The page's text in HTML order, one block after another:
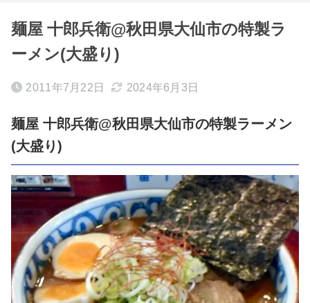
麺屋 十郎兵衛@秋田県大仙市の特製ラ
ーメン(大盛り)
2011年7月22日 2024年6月3日
麺屋 十郎兵衛@秋田県大仙市の特製ラーメン
(大盛り)